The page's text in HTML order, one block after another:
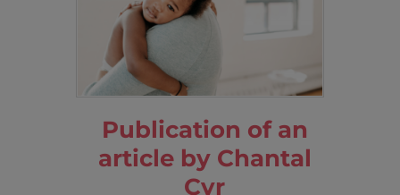
Publication of an
article by Chantal
Cyr